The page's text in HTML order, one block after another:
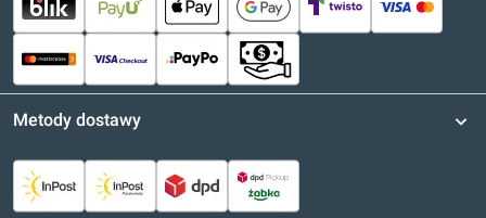
Metody dostawy